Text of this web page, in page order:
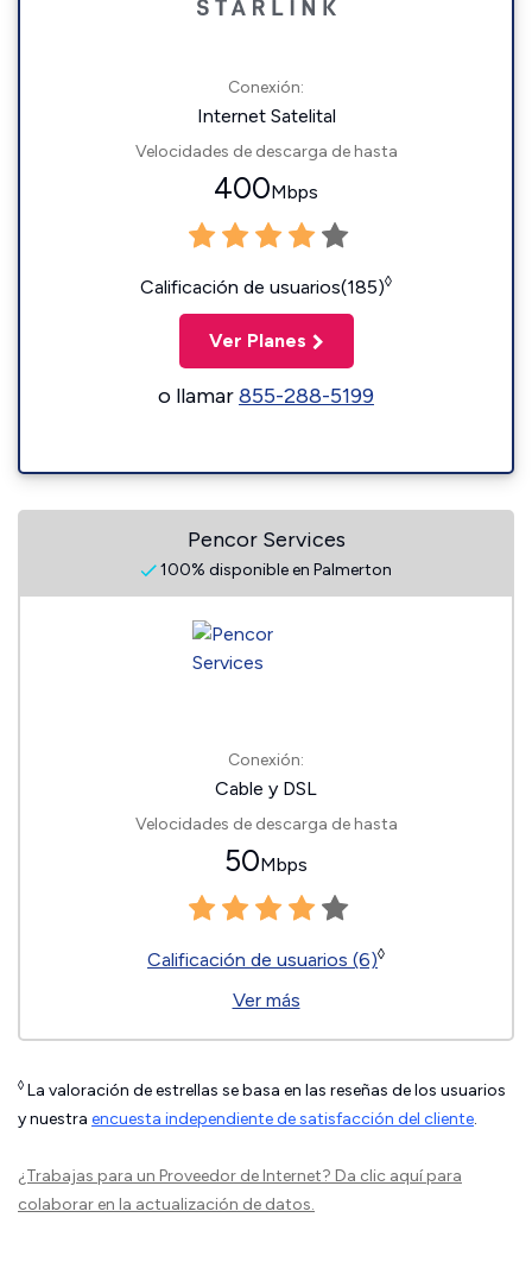
Conexión:
Internet Satelital
Velocidades de descarga de hasta
400Mbps
Calificación de usuarios(185)◊
Ver Planes
o llamar855-288-5199
Pencor Services
100% disponible en Palmerton
Conexión:
Cable y DSL
Velocidades de descarga de hasta
50Mbps
Calificación de usuarios (6)◊
Ver más
◊ La valoración de estrellas se basa en las reseñas de los usuarios
y nuestra encuesta independiente de satisfacción del cliente.
¿Trabajas para un Proveedor de Internet? Da clic aquípara
colaborar en la actualización de datos.